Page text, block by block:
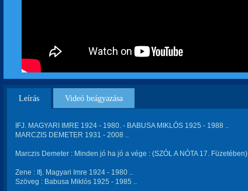
Leírás Videó beágyazása
IFJ. MAGYARI IMRE 1924 - 1980. - BABUSA MIKLÓS 1925 - 1988 ..
MARCZIS DEMETER 1931 - 2008 ..
Marczis Demeter : Minden jó ha jó a vége : (SZÓL A NÓTA 17. Füzetében)
Zene : Ifj. Magyari Imre 1924 - 1980 ..
Szöveg : Babusa Miklós 1925 - 1985 ..